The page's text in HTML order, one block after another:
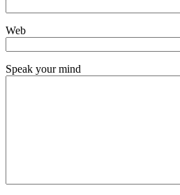
Web
Speak your mind